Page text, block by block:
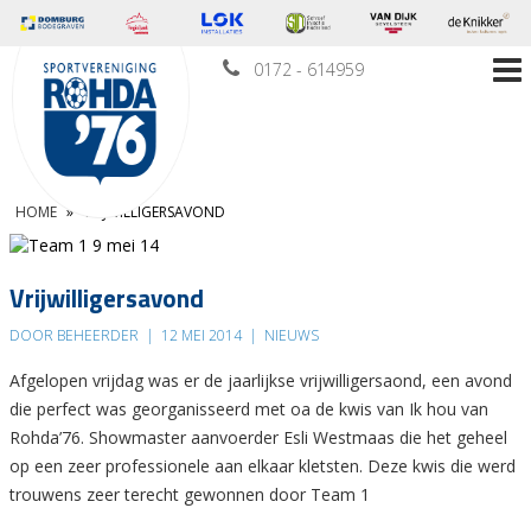
0172 - 614959
HOME » VRIJWILLIGERSAVOND
Vrijwilligersavond
DOOR BEHEERDER | 12 MEI 2014 | NIEUWS
Afgelopen vrijdag was er de jaarlijkse vrijwilligersaond, een avond
die perfect was georganisseerd met oa de kwis van Ik hou van
Rohda’76. Showmaster aanvoerder Esli Westmaas die het geheel
op een zeer professionele aan elkaar kletsten. Deze kwis die werd
trouwens zeer terecht gewonnen door Team 1